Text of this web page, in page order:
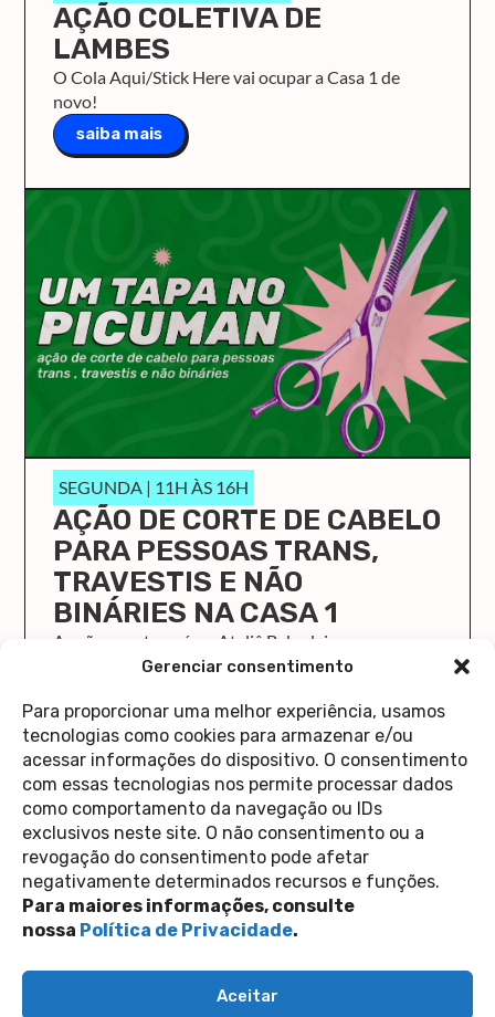
Gerenciar consentimento
Para proporcionar uma melhor experiência, usamos
tecnologias como cookies para armazenar e/ou
acessar informações do dispositivo. O consentimento
com essas tecnologias nos permite processar dados
como comportamento da navegação ou IDs
exclusivos neste site. O não consentimento ou a
revogação do consentimento pode afetar
negativamente determinados recursos e funções.
Para maiores informações, consulte
nossa Política de Privacidade.
Aceitar
AÇÃO COLETIVA DE
LAMBES
O Cola Aqui/Stick Here vai ocupar a Casa 1 de
novo!
saiba mais
SEGUNDA | 11H ÀS 16H
AÇÃO DE CORTE DE CABELO
PARA PESSOAS TRANS,
TRAVESTIS E NÃO
BINÁRIES NA CASA 1
A ação acontecerá no Ateliê Babadeira, com uma
equipe de pessoas voluntárias. Vem que o close é
saiba mais
Contato
Política de Privacidade
Perguntas Frequentes
copyright 2026
siga-nos nas redes sociais